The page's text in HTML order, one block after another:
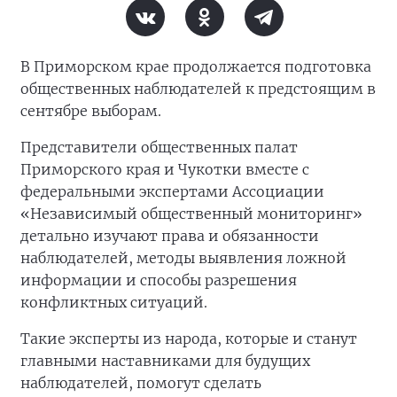
В Приморском крае продолжается подготовка
общественных наблюдателей к предстоящим в
сентябре выборам.
Представители общественных палат
Приморского края и Чукотки вместе с
федеральными экспертами Ассоциации
«Независимый общественный мониторинг»
детально изучают права и обязанности
наблюдателей, методы выявления ложной
информации и способы разрешения
конфликтных ситуаций.
Такие эксперты из народа, которые и станут
главными наставниками для будущих
наблюдателей, помогут сделать